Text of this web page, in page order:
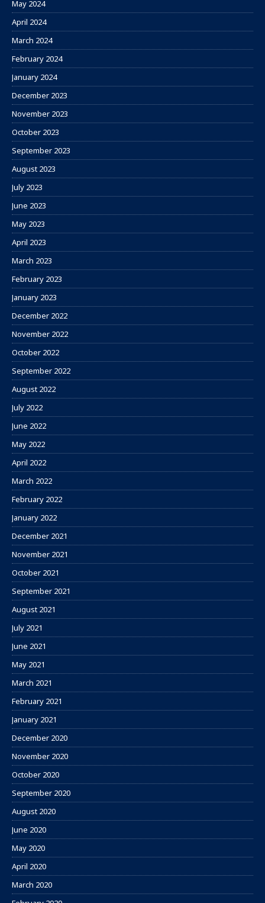
May 2024
April 2024
March 2024
February 2024
January 2024
December 2023
November 2023
October 2023
September 2023
August 2023
July 2023
June 2023
May 2023
April 2023
March 2023
February 2023
January 2023
December 2022
November 2022
October 2022
September 2022
August 2022
July 2022
June 2022
May 2022
April 2022
March 2022
February 2022
January 2022
December 2021
November 2021
October 2021
September 2021
August 2021
July 2021
June 2021
May 2021
March 2021
February 2021
January 2021
December 2020
November 2020
October 2020
September 2020
August 2020
June 2020
May 2020
April 2020
March 2020